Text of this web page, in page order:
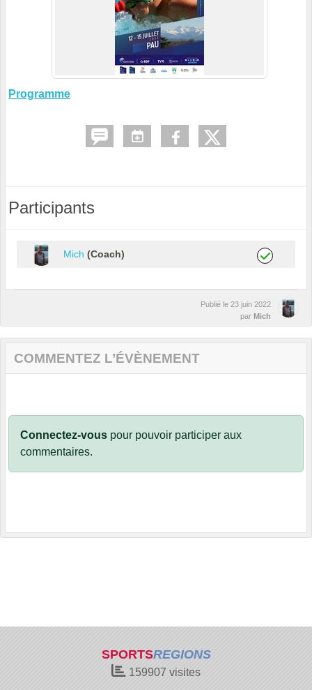
Programme
Participants
Mich (Coach)
Publié le 23 juin 2022
par Mich
COMMENTEZ L’ÉVÈNEMENT
Connectez-vous pour pouvoir participer aux
commentaires.
SPORTSREGIONS
159907 visites